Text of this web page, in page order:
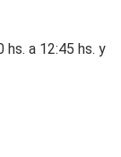
a 12:45 hs. y